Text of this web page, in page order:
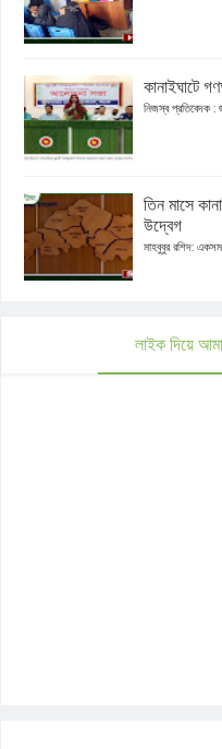
কানাইঘাটে
নিজস্ব প্রতিবেদক :
তিন মাসে
উদ্বেগ
মাহবুবুর রশিদ:
লাইক দিয়ে